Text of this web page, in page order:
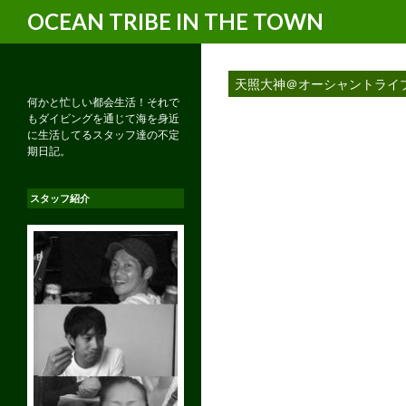
OCEAN TRIBE IN THE TOWN
天照大神＠オーシャントライ
何かと忙しい都会生活！それで
もダイビングを通じて海を身近
に生活してるスタッフ達の不定
期日記。
スタッフ紹介